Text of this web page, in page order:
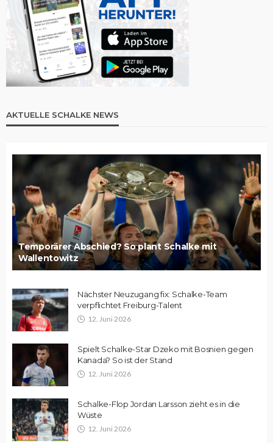
AKTUELLE SCHALKE NEWS
Temporärer Abschied? So plant Schalke mit
Wallentowitz
Nächster Neuzugang fix: Schalke-Team
verpflichtet Freiburg-Talent
12. Juni 2026
Spielt Schalke-Star Dzeko mit Bosnien gegen
Kanada? So ist der Stand
12. Juni 2026
Schalke-Flop Jordan Larsson zieht es in die
Wüste
12. Juni 2026